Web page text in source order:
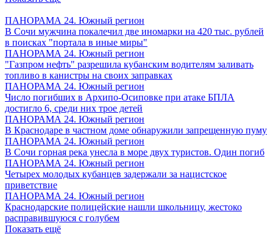
ПАНОРАМА 24. Южный регион
В Сочи мужчина покалечил две иномарки на 420 тыс. рублей
в поисках "портала в иные миры"
ПАНОРАМА 24. Южный регион
"Газпром нефть" разрешила кубанским водителям заливать
топливо в канистры на своих заправках
ПАНОРАМА 24. Южный регион
Число погибших в Архипо-Осиповке при атаке БПЛА
достигло 6, среди них трое детей
ПАНОРАМА 24. Южный регион
В Краснодаре в частном доме обнаружили запрещенную пуму
ПАНОРАМА 24. Южный регион
В Сочи горная река унесла в море двух туристов. Один погиб
ПАНОРАМА 24. Южный регион
Четырех молодых кубанцев задержали за нацистское
приветствие
ПАНОРАМА 24. Южный регион
Краснодарские полицейские нашли школьницу, жестоко
расправившуюся с голубем
Показать ещё